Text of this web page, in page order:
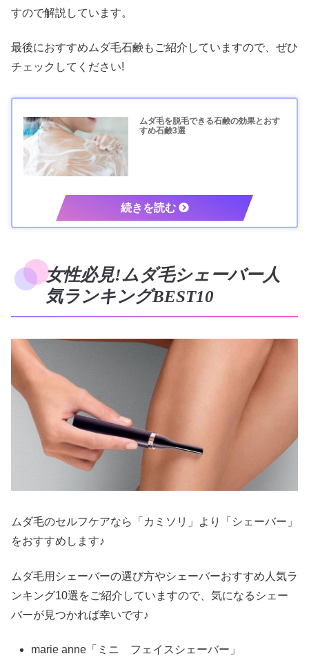
すので解説しています。
最後におすすめムダ毛石鹸もご紹介していますので、ぜひ
チェックしてください!
ムダ毛を脱毛できる石鹸の効果とおす
すめ石鹸3選
女性必見!ムダ毛シェーバー人
気ランキングBEST10
ムダ毛のセルフケアなら「カミソリ」より「シェーバー」
をおすすめします♪
ムダ毛用シェーバーの選び方やシェーバーおすすめ人気ラ
ンキング10選をご紹介していますので、気になるシェー
バーが見つかれば幸いです♪
marie anne「ミニ フェイスシェーバー」